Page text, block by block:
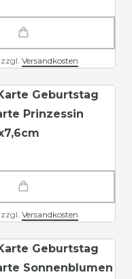
zzgl. Versandkosten
Geburtstag
Prinzessin
zzgl. Versandkosten
Geburtstag
Sonnenblumen